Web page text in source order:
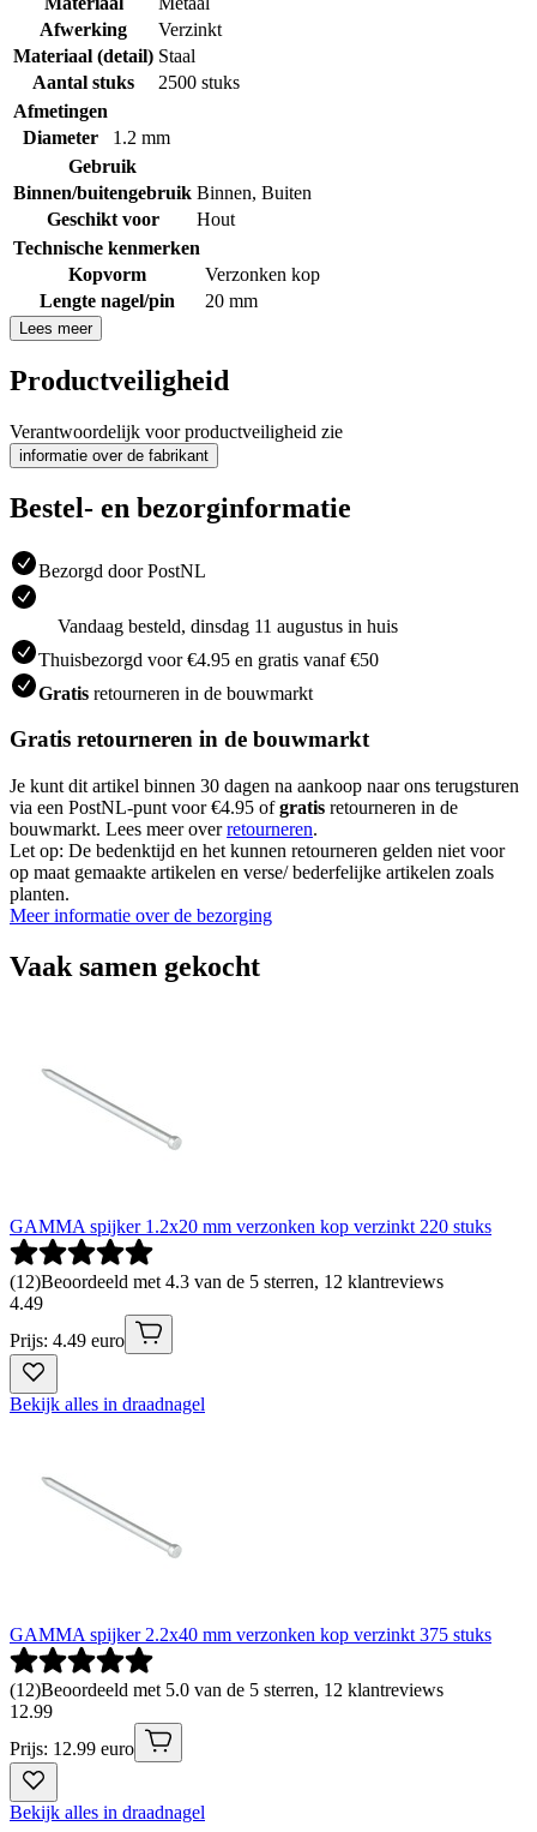
Afwerking
Verzinkt
Materiaal (detail) Staal
Aantal stuks
2500 stuks
Afmetingen
Diameter
1.2 mm
Gebruik
Binnen/buitengebruik Binnen, Buiten
Geschikt voor
Hout
Technische kenmerken
Kopvorm
Verzonken kop
Lengte nagel/pin
20 mm
Lees meer
Productveiligheid
Verantwoordelijk voor productveiligheid zie
informatie over de fabrikant
Bestel- en bezorginformatie
Bezorgd door PostNL
Vandaag besteld, dinsdag 11 augustus in huis
Thuisbezorgd voor €4.95 en gratis vanaf €50
Gratis retourneren in de bouwmarkt
Gratis retourneren in de bouwmarkt
Je kunt dit artikel binnen 30 dagen na aankoop naar ons terugsturen
via een PostNL-punt voor €4.95 ofgratis retourneren in de
bouwmarkt. Lees meer overretourneren.
Let op: De bedenktijd en het kunnen retourneren gelden niet voor
op maat gemaakte artikelen en verse/ bederfelijke artikelen zoals
planten.
Meer informatie over de bezorging
Vaak samen gekocht
GAMMA spijker 1.2x20 mm verzonken kop verzinkt 220 stuks
(12)Beoordeeld met 4.3 van de 5 sterren, 12 klantreviews
4.49
Prijs: 4.49 euro
Bekijk alles in draadnagel
GAMMA spijker 2.2x40 mm verzonken kop verzinkt 375 stuks
(12)Beoordeeld met 5.0 van de 5 sterren, 12 klantreviews
12.99
Prijs: 12.99 euro
Bekijk alles in draadnagel